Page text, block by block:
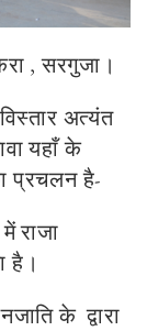
, सरगुजा।
अत्यंत
यहाँ के
प्रचलन है-
राजा
है।
के द्वारा